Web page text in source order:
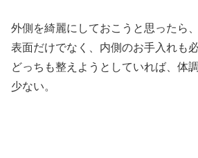
外側を綺麗にしておこうと思ったら、
表面だけでなく、内側のお手入れも必
どっちも整えようとしていれば、体
少ない。